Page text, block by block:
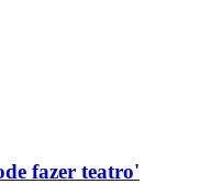
fazer teatro'